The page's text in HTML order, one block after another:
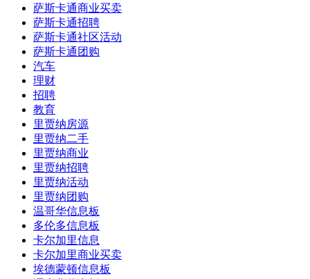
萨斯卡通商业买卖
萨斯卡通招聘
萨斯卡通社区活动
萨斯卡通团购
汽车
理财
招聘
教育
里贾纳房源
里贾纳二手
里贾纳商业
里贾纳招聘
里贾纳活动
里贾纳团购
温哥华信息板
多伦多信息板
卡尔加里信息
卡尔加里商业买卖
埃德蒙顿信息板